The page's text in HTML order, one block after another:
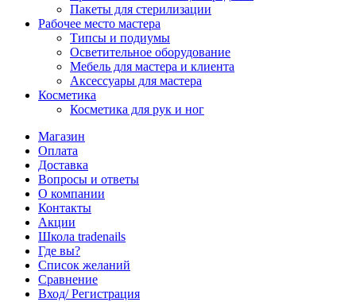
Пакеты для стерилизации
Рабочее место мастера
Типсы и подиумы
Осветительное оборудование
Мебель для мастера и клиента
Аксессуары для мастера
Косметика
Косметика для рук и ног
Магазин
Оплата
Доставка
Вопросы и ответы
О компании
Контакты
Акции
Школа tradenails
Где вы?
Список желаний
Сравнение
Вход/ Регистрация